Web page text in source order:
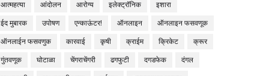
आत्महत्या
आंदोलन आरोग्य इलेक्ट्रॉनिक
इशारा
ईद मुबारक
उपोषण एन्काऊंटर! ऑनलाइन
ऑनलाइन फसवणूक
ऑनलाईन फसवणुक
कारवाई कृषी क्राईम क्रिकेट
क्रूर
गुंतवणूक
घोटाळा चेंगराचेंगरी ढगफुटी दगडफेक
दंगल